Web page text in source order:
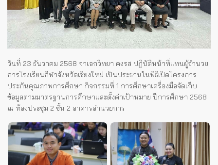
วันที่ 23 ธันวาคม 2568 จ่าเอกวิทยา คงรส ปฏิบัติหน้าที่แทนผู้อำนวย
การโรงเรียนกีฬาจังหวัดเชียงใหม่ เป็นประธานในพิธีเปิดโครงการ
ประกันคุณภาพการศึกษา กิจกรรมที่ 1 การศึกษาเครื่องมือจัดเก็บ
ข้อมูลตามมาตรฐานการศึกษาและตั้งค่าเป้าหมาย ปีการศึกษา 2568
ณ ห้องประชุม 2 ชั้น 2 อาคารอำนวยการ